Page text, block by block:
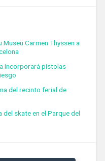
Carmen Thyssen a
incorporará pistolas
del recinto ferial de
skate en el Parque del